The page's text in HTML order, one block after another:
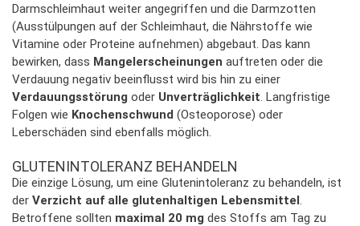
Darmschleimhaut weiter angegriffen und die Darmzotten
(Ausstülpungen auf der Schleimhaut, die Nährstoffe wie
Vitamine oder Proteine aufnehmen) abgebaut. Das kann
bewirken, dass Mangelerscheinungen auftreten oder die
Verdauung negativ beeinflusst wird bis hin zu einer
Verdauungsstörung oder Unverträglichkeit. Langfristige
Folgen wie Knochenschwund (Osteoporose) oder
Leberschäden sind ebenfalls möglich.
GLUTENINTOLERANZ BEHANDELN
Die einzige Lösung, um eine Glutenintoleranz zu behandeln, ist
der Verzicht auf alle glutenhaltigen Lebensmittel.
Betroffene sollten maximal 20 mg des Stoffs am Tag zu